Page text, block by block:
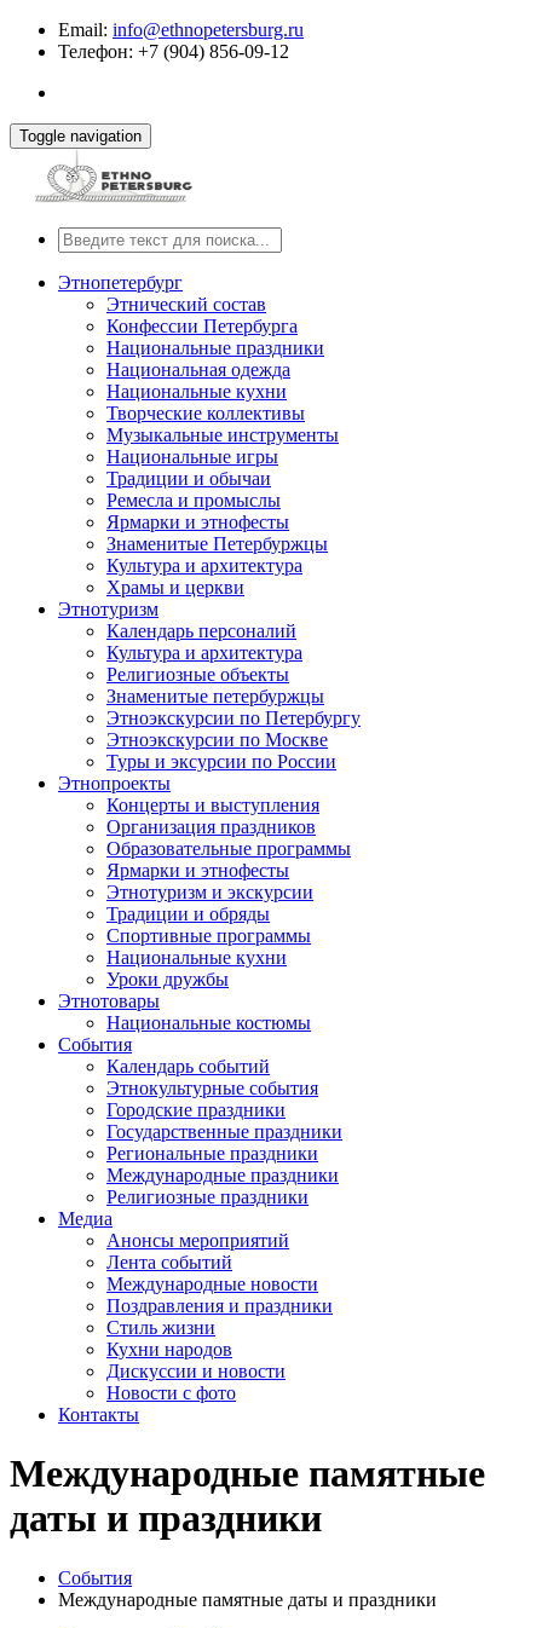
Email: info@ethnopetersburg.ru
Телефон: +7 (904) 856-09-12
Toggle navigation
Этнопетербург
Этнический состав
Конфессии Петербурга
Национальные праздники
Национальная одежда
Национальные кухни
Творческие коллективы
Музыкальные инструменты
Национальные игры
Традиции и обычаи
Ремесла и промыслы
Ярмарки и этнофесты
Знаменитые Петербуржцы
Культура и архитектура
Храмы и церкви
Этнотуризм
Календарь персоналий
Культура и архитектура
Религиозные объекты
Знаменитые петербуржцы
Этноэкскурсии по Петербургу
Этноэкскурсии по Москве
Туры и эксурсии по России
Этнопроекты
Концерты и выступления
Организация праздников
Образовательные программы
Ярмарки и этнофесты
Этнотуризм и экскурсии
Традиции и обряды
Спортивные программы
Национальные кухни
Уроки дружбы
Этнотовары
Национальные костюмы
События
Календарь событий
Этнокультурные события
Городские праздники
Государственные праздники
Региональные праздники
Международные праздники
Религиозные праздники
Медиа
Анонсы мероприятий
Лента событий
Международные новости
Поздравления и праздники
Cтиль жизни
Кухни народов
Дискуссии и новости
Новости с фото
Контакты
Международные памятные
даты и праздники
События
Международные памятные даты и праздники